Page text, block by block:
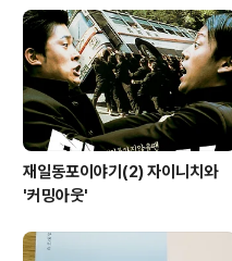
미야자키현 다카치호정 아키모토마을
의 관광객들이 둘러앉아 요카구라를
카구라란 일본의 고대신화를 주제로 한
화의 고장으로 유명한 이곳 다카치호정
재일동포이야기(2) 자이니치와
'커밍아웃'